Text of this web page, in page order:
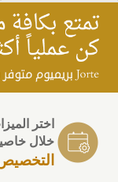
اختر
خلال